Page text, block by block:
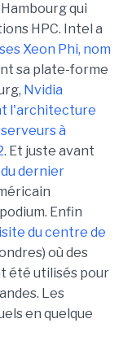
qui
HPC. Intel a
ses Xeon Phi, nom
sa plate-forme
Nvidia
l'architecture
à
. Et juste avant
dernier
Enfin
du centre de
où des
été utilisés pour
Les
en quelque